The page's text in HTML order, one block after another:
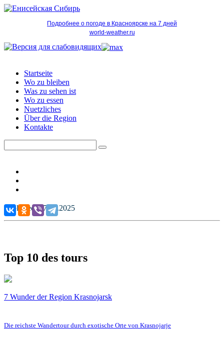
Подробнее о погоде в Красноярске на 7 дней
world-weather.ru
Startseite
Wo zu bleiben
Was zu sehen ist
Wo zu essen
Nuetzliches
Über die Region
Kontakte
Published: 27.07.2025
Top 10 des tours
7 Wunder der Region Krasnojarsk
Die reichste Wandertour durch exotische Orte von Krasnojarje